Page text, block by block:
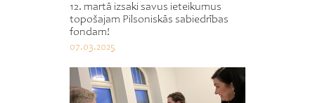
12. martā izsaki savus ieteikumus
topošajam Pilsoniskās sabiedrības
fondam!
07.03.2025